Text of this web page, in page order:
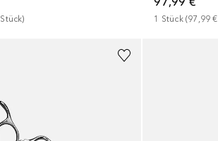
Stück) 1 Stück (97,99 €